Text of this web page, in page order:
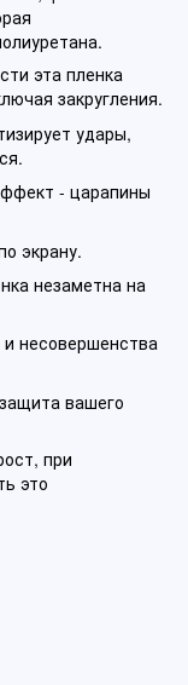
эта пленка
закругления.
удары,
- царапины
экрану.
незаметна на
несовершенства
вашего
при
это